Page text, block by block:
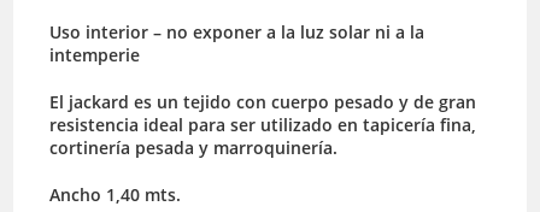
Uso interior – no exponer a la luz solar ni a la
intemperie
El jackard es un tejido con cuerpo pesado y de gran
resistencia ideal para ser utilizado en tapicería fina,
cortinería pesada y marroquinería.
Ancho 1,40 mts.